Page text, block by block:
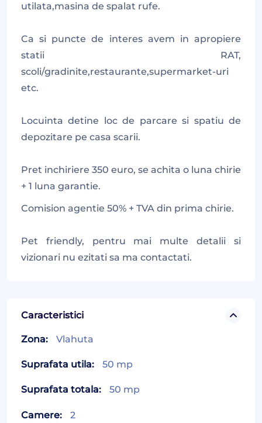
utilata,masina de spalat rufe.
Ca si puncte de interes avem in apropiere
statii RAT,
scoli/gradinite,restaurante,supermarket-uri
etc.
Locuinta detine loc de parcare si spatiu de
depozitare pe casa scarii.
Pret inchiriere 350 euro, se achita o luna chirie
+ 1 luna garantie.
Comision agentie 50% + TVA din prima chirie.
Pet friendly, pentru mai multe detalii si
vizionari nu ezitati sa ma contactati.
Caracteristici
Zona: Vlahuta
Suprafata utila: 50 mp
Suprafata totala: 50 mp
Camere: 2